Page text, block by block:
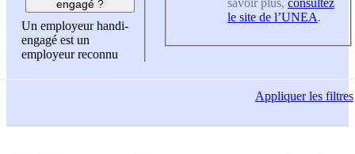
engagé ?
Un employeur handi-
engagé est un
employeur reconnu
le site de l’UNEA.
Appliquerles filtres